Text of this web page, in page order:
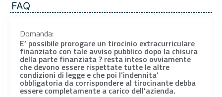
FAQ
Domanda:
E’ possibile prorogare un tirocinio extracurriculare
finanziato con tale avviso pubblico dopo la chisura
della parte finanziata ? resta inteso ovviamente
che devono essere rispettate tutte le altre
condizioni di legge e che poi l’indennita’
obbligatoria da corrispondere al tirocinante debba
essere completamente a carico dell’azienda.